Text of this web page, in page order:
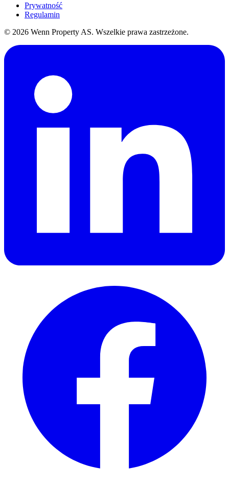
Prywatność
Regulamin
© 2026 Wenn Property AS. Wszelkie prawa zastrzeżone.